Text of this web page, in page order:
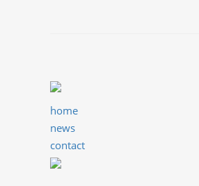
home
news
contact